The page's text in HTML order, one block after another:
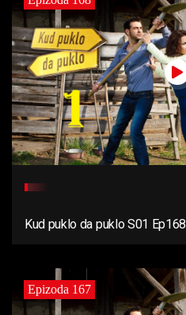
Kud puklo da puklo S01 Ep168
Epizoda 167